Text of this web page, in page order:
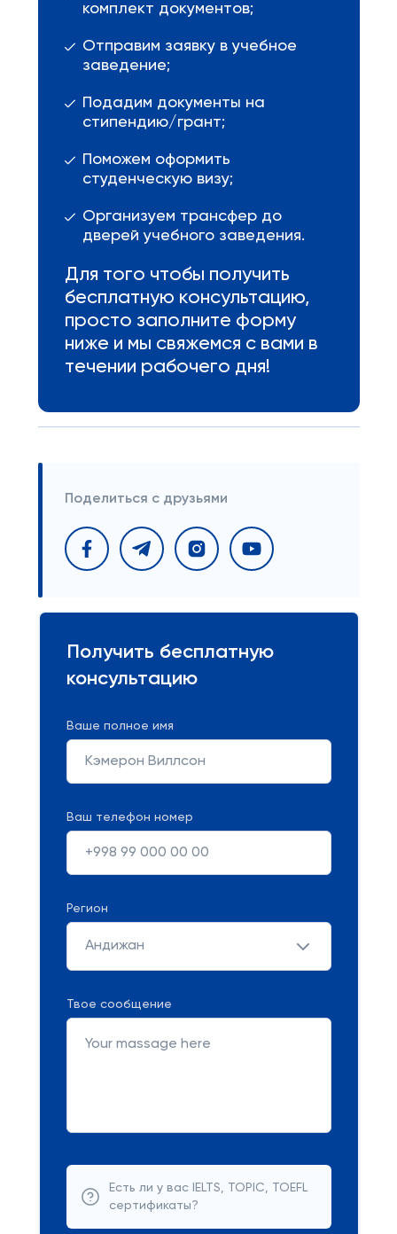
комплект документов;
Отправим заявку в учебное
заведение;
Подадим документы на
стипендию/грант;
Поможем оформить
студенческую визу;
Организуем трансфер до
дверей учебного заведения.
Для того чтобы получить
бесплатную консультацию,
просто заполните форму
ниже и мы свяжемся с вами в
течении рабочего дня!
Поделиться с друзьями
Получить бесплатную
консультацию
Ваше полное имя
Ваш телефон номер
Регион
Андижан
Твое сообщение
Есть ли у вас IELTS, TOPIC, TOEFL
сертификаты?